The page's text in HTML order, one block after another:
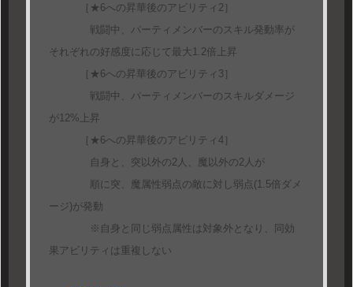
［★6への昇華後のアビリティ2］
戦闘中、パーティメンバーのスキル発動率が
それぞれの好感度に応じて最大1.2倍上昇
［★6への昇華後のアビリティ3］
戦闘中、パーティメンバーのスキルダメージ
が12%上昇
［★6への昇華後のアビリティ4］
自身と、突以外の2人、魔以外の2人が
順に突、魔属性弱点の敵に対し弱点(1.5倍ダメ
ージ)が発動
※自身と同じ弱点属性は対象外となり、同効
果アビリティは重複しない